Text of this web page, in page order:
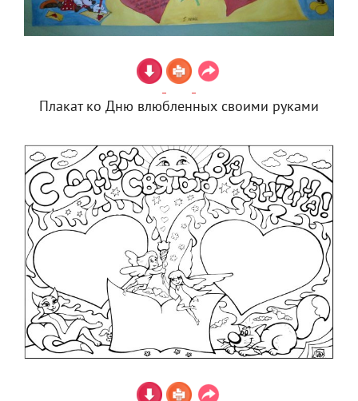
Плакат ко Дню влюбленных своими руками